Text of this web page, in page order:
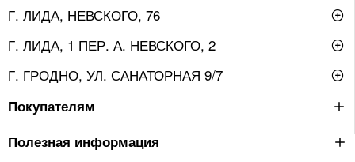
Г. ЛИДА, НЕВСКОГО, 76
Г. ЛИДА, 1 ПЕР. А. НЕВСКОГО, 2
Г. ГРОДНО, УЛ. САНАТОРНАЯ 9/7
Покупателям
Полезная информация